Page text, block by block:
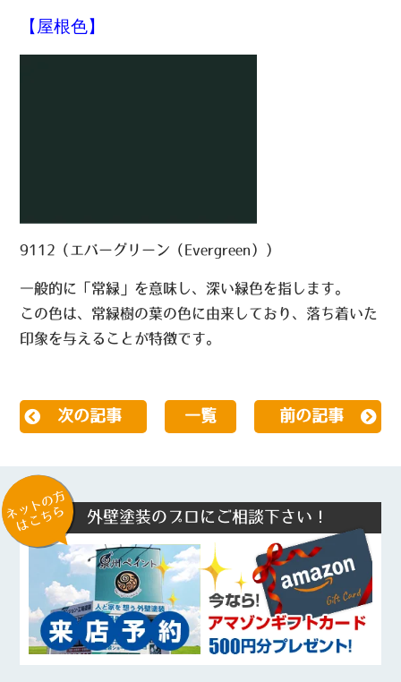
【屋根色】
9112（エバーグリーン（Evergreen））
一般的に「常緑」を意味し、深い緑色を指します。
この色は、常緑樹の葉の色に由来しており、落ち着いた
印象を与えることが特徴です。
次の記事 一覧 前の記事
ネットの方
はこちら 外壁塗装のプロにご相談下さい！